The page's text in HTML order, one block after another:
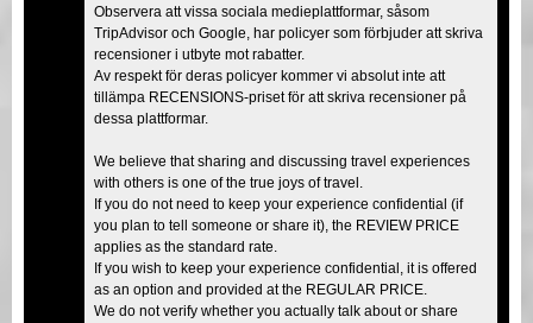
Observera att vissa sociala medieplattformar, såsom
TripAdvisor och Google, har policyer som förbjuder att skriva
recensioner i utbyte mot rabatter.
Av respekt för deras policyer kommer vi absolut inte att
tillämpa RECENSIONS-priset för att skriva recensioner på
dessa plattformar.
We believe that sharing and discussing travel experiences
with others is one of the true joys of travel.
If you do not need to keep your experience confidential (if
you plan to tell someone or share it), the REVIEW PRICE
applies as the standard rate.
If you wish to keep your experience confidential, it is offered
as an option and provided at the REGULAR PRICE.
We do not verify whether you actually talk about or share